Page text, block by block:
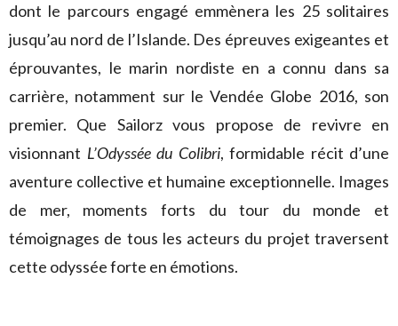
dont le parcours engagé emmènera les 25 solitaires
jusqu’au nord de l’Islande. Des épreuves exigeantes et
éprouvantes, le marin nordiste en a connu dans sa
carrière, notamment sur le Vendée Globe 2016, son
premier. Que Sailorz vous propose de revivre en
visionnant L’Odyssée du Colibri, formidable récit d’une
aventure collective et humaine exceptionnelle. Images
de mer, moments forts du tour du monde et
témoignages de tous les acteurs du projet traversent
cette odyssée forte en émotions.